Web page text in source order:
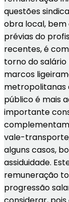
questões
obra local,
prévias do
recentes, é
torno do
marcos
metropolitanas
público é mais
importante
vale-
alguns casos,
assiduidade.
remuneração
progressão